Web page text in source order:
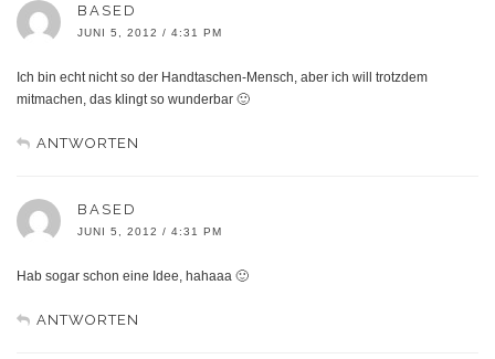
BASED
JUNI 5, 2012 / 4:31 PM
Ich bin echt nicht so der Handtaschen-Mensch, aber ich will trotzdem
mitmachen, das klingt so wunderbar 🙂
ANTWORTEN
BASED
JUNI 5, 2012 / 4:31 PM
Hab sogar schon eine Idee, hahaaa 🙂
ANTWORTEN